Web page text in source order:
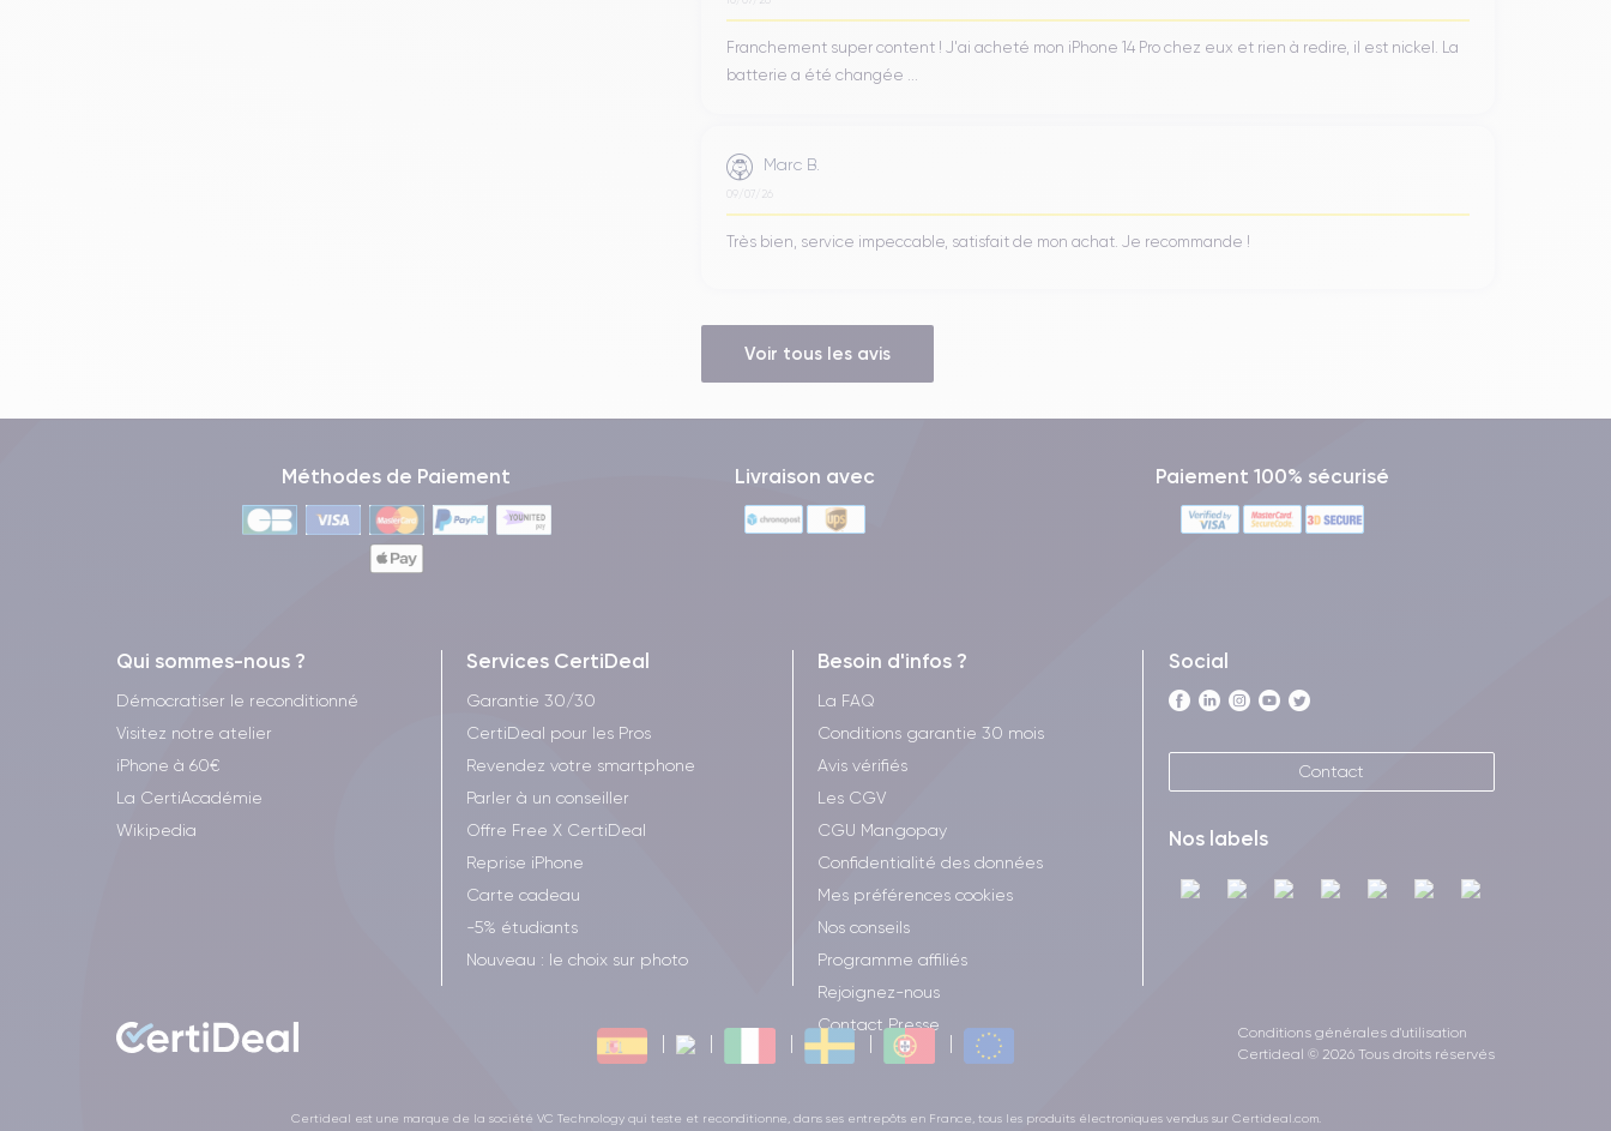
Franchement super content ! J'ai acheté mon iPhone 14 Pro chez eux et rien à redire, il est nickel. La
batterie a été changée ...
Marc B.
09/07/26
Très bien, service impeccable, satisfait de mon achat. Je recommande !
Voir tous les avis
Méthodes de Paiement Livraison avec Paiement 100% sécurisé
Qui sommes-nous ?
Démocratiser le reconditionné
Visitez notre atelier
iPhone à 60€
La CertiAcadémie
Wikipedia
Services CertiDeal
Garantie 30/30
CertiDeal pour les Pros
Revendez votre smartphone
Parler à un conseiller
Offre Free X CertiDeal
Reprise iPhone
Carte cadeau
-5% étudiants
Nouveau : le choix sur photo
Besoin d'infos ?
La FAQ
Conditions garantie 30 mois
Avis vérifiés
Les CGV
CGU Mangopay
Confidentialité des données
Mes préférences cookies
Nos conseils
Programme affiliés
Rejoignez-nous
Contact Presse
Social
Contact
Nos labels
Conditions générales d'utilisation
Certideal © 2026 Tous droits réservés
Certideal est une marque de la société VC Technology qui teste et reconditionne, dans ses entrepôts en France, tous les produits électroniques vendus sur Certideal.com.